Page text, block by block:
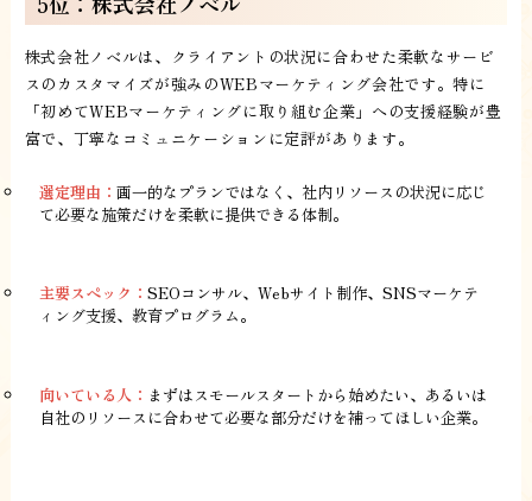
株式会社ノベルは、クライアントの状況に合わせた柔軟なサービ
スのカスタマイズが強みのWEBマーケティング会社です。特に
「初めてWEBマーケティングに取り組む企業」への支援経験が豊
富で、丁寧なコミュニケーションに定評があります。
選定理由： 画一的なプランではなく、社内リソースの状況に応じ
て必要な施策だけを柔軟に提供できる体制。
主要スペック： SEOコンサル、Webサイト制作、SNSマーケテ
ィング支援、教育プログラム。
向いている人： まずはスモールスタートから始めたい、あるいは
自社のリソースに合わせて必要な部分だけを補ってほしい企業。